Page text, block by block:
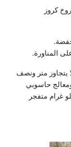
كروز